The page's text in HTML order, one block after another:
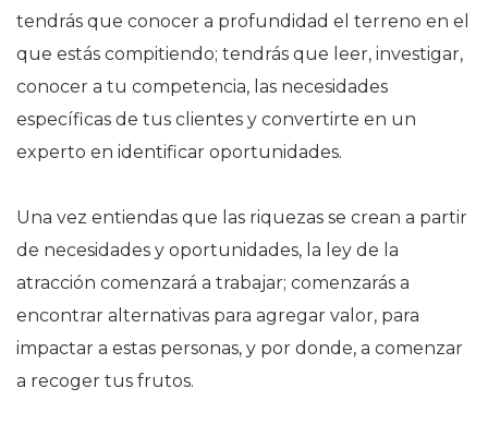
tendrás que conocer a profundidad el terreno en el
que estás compitiendo; tendrás que leer, investigar,
conocer a tu competencia, las necesidades
específicas de tus clientes y convertirte en un
experto en identificar oportunidades.
Una vez entiendas que las riquezas se crean a partir
de necesidades y oportunidades, la ley de la
atracción comenzará a trabajar; comenzarás a
encontrar alternativas para agregar valor, para
impactar a estas personas, y por donde, a comenzar
a recoger tus frutos.